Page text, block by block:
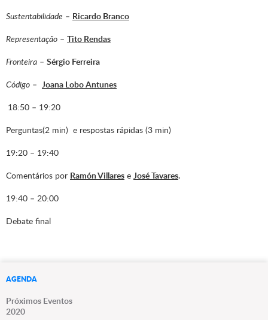
Sustentabilidade – Ricardo Branco
Representação – Tito Rendas
Fronteira – Sérgio Ferreira
Código – Joana Lobo Antunes
18:50 – 19:20
Perguntas(2 min) e respostas rápidas (3 min)
19:20 – 19:40
Comentários por Ramón Villares e José Tavares.
19:40 – 20:00
Debate final
AGENDA
Próximos Eventos
2020